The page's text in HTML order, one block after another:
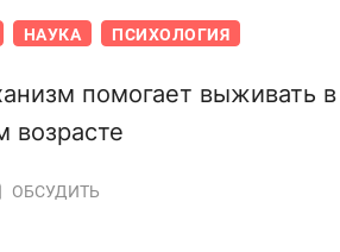
НАУКА ПСИХОЛОГИЯ
помогает выживать
возрасте
ОБСУДИТЬ